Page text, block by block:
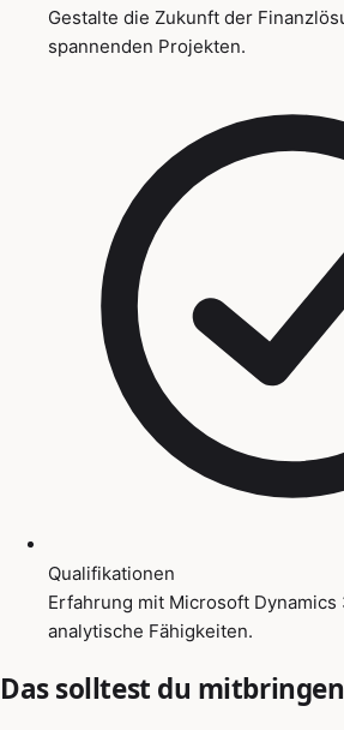
Gestalte die Zukunft der
spannenden Projekten.
Qualifikationen
Erfahrung mit Microsoft Dynamics
analytische Fähigkeiten.
Das solltest du mitbringen